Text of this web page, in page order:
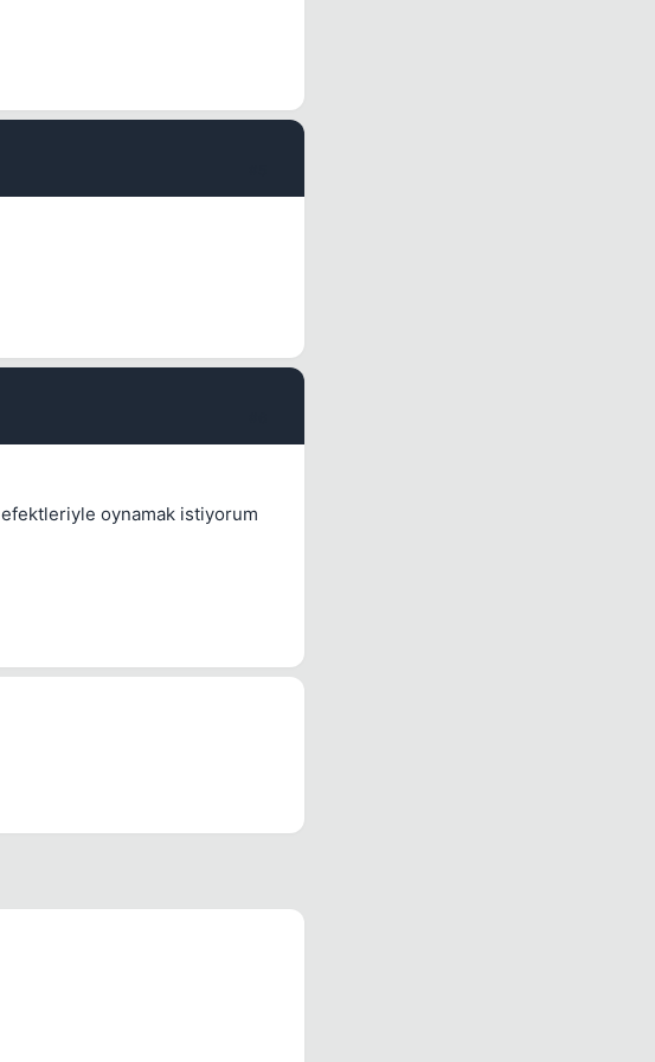
oynamak istiyorum